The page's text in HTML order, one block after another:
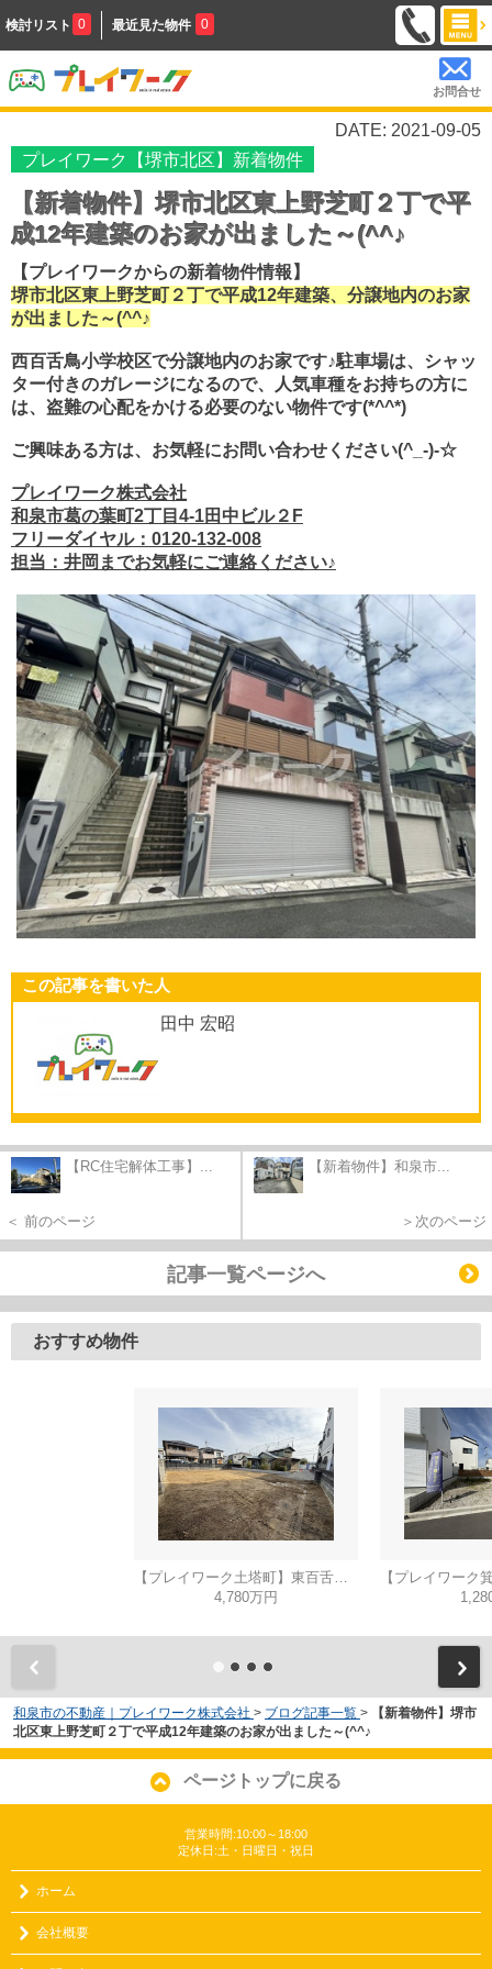
検討リスト 0 最近見た物件 0
お問合せ
DATE: 2021-09-05
プレイワーク【堺市北区】新着物件
【新着物件】堺市北区東上野芝町２丁で平
成12年建築のお家が出ました～(^^♪
【プレイワークからの新着物件情報】
堺市北区東上野芝町２丁で平成12年建築、分譲地内のお家
が出ました～(^^♪
西百舌鳥小学校区で分譲地内のお家です♪駐車場は、シャッ
ター付きのガレージになるので、人気車種をお持ちの方に
は、盗難の心配をかける必要のない物件です(*^^*)
ご興味ある方は、お気軽にお問い合わせください(^_-)-☆
プレイワーク株式会社
和泉市葛の葉町2丁目4-1田中ビル２F
フリーダイヤル：0120-132-008
担当：井岡までお気軽にご連絡ください♪
この記事を書いた人
田中 宏昭
【RC住宅解体工事】...
＜ 前のページ
【新着物件】和泉市...
＞次のページ
記事一覧ページへ
おすすめ物件
【プレイワーク土塔町】東百舌鳥小・新築建売・平屋建て・土地90坪
4,780万円
和泉市の不動産｜プレイワーク株式会社 > ブログ記事一覧 >
【新着物件】堺市
北区東上野芝町２丁で平成12年建築のお家が出ました～(^^♪
ページトップに戻る
営業時間:10:00～18:00
定休日:土・日曜日・祝日
ホーム
会社概要